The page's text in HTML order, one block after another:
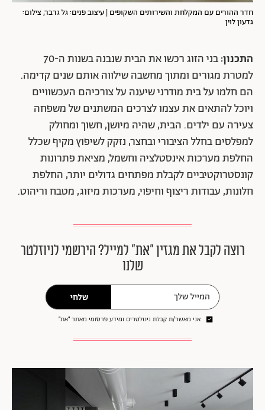
חדר ההורים עם המקלחת והשירותים השקופים | עיצוב פנים: גל גרבר, צילום:
גדעון לוין
התכנון:
בני הזוג רכשו את הבית שנבנה בשנות ה-70
למטרת מגורים ומתוך מחשבה שילווה אותם שנים קדימה.
הם חלמו על בית מודרני שיענה על צורכיהם העכשוויים
ויוכל להתאים את עצמו לצרכים המשתנים של משפחה
צעירה עם ילדים. הבית, שהיה מיושן, חשוך ומחולק
למפלסים בחלל הציבורי ובחצר, נזקק לשיפוץ מקיף שכלל
החלפת מערכות אינסטלציה וחשמל, מציאת פתרונות
קונסטרוקטיביים לקבלת מפתחים גדולים יותר, החלפת
חלונות, עבודות ריצוף וחיפוי, מערכות מיזוג, מטבח וריהוט.
רוצה לקבל את מגזין ״את״ למייל? הירשמי לניוזלטר
שלנו
שלחי
אני מאשר/ת קבלת ניוזלטרים ומידע פרסומי מאתר ״את״